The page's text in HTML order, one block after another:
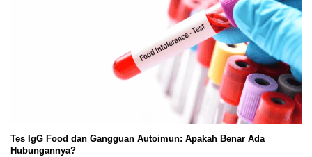
Tes IgG Food dan Gangguan Autoimun: Apakah Benar Ada
Hubungannya?